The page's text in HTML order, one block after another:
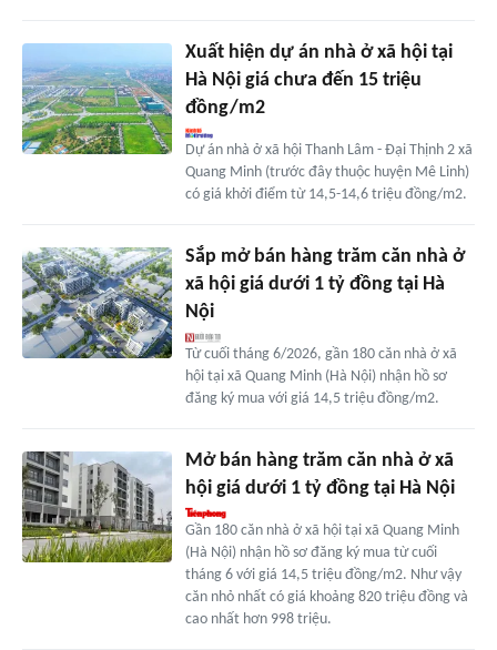
Xuất hiện dự án nhà ở xã hội tại
Hà Nội giá chưa đến 15 triệu
đồng/m2
Dự án nhà ở xã hội Thanh Lâm - Đại Thịnh 2 xã
Quang Minh (trước đây thuộc huyện Mê Linh)
có giá khởi điểm từ 14,5-14,6 triệu đồng/m2.
Sắp mở bán hàng trăm căn nhà ở
xã hội giá dưới 1 tỷ đồng tại Hà
Nội
Từ cuối tháng 6/2026, gần 180 căn nhà ở xã
hội tại xã Quang Minh (Hà Nội) nhận hồ sơ
đăng ký mua với giá 14,5 triệu đồng/m2.
Mở bán hàng trăm căn nhà ở xã
hội giá dưới 1 tỷ đồng tại Hà Nội
Gần 180 căn nhà ở xã hội tại xã Quang Minh
(Hà Nội) nhận hồ sơ đăng ký mua từ cuối
tháng 6 với giá 14,5 triệu đồng/m2. Như vậy
căn nhỏ nhất có giá khoảng 820 triệu đồng và
cao nhất hơn 998 triệu.